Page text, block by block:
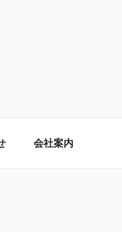
会社案内